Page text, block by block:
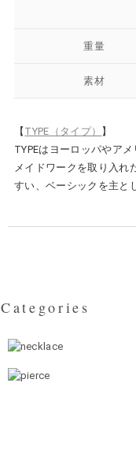
重量
素材
【 TYPE（タイプ）
】
TYPEはヨーロッパやア
メイドワークを取り入れ
すい、ベーシックを主と
Categories